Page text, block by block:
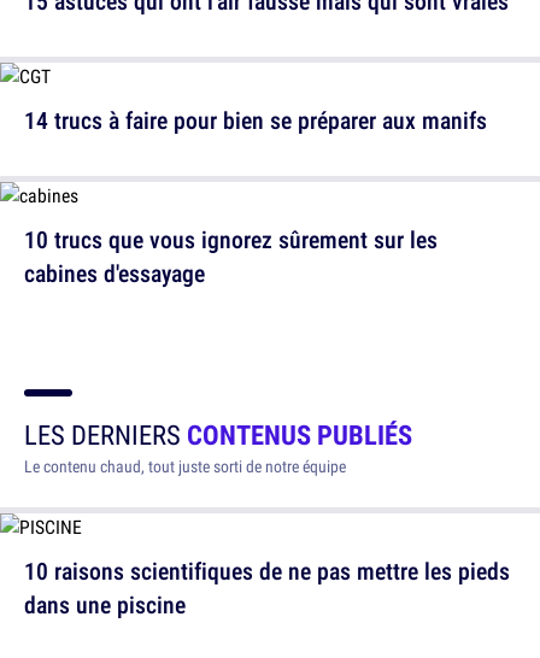
10 trucs que vous ignorez sûrement sur les
cabines d'essayage
14 trucs à faire pour bien se préparer aux manifs
LES DERNIERS CONTENUS PUBLIÉS
Le contenu chaud, tout juste sorti de notre équipe
10 raisons scientifiques de ne pas mettre les pieds
dans une piscine